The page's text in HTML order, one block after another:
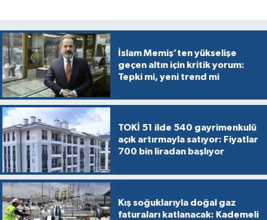
İslam Memiş’ten yükselişe
geçen altın için kritik yorum:
Tepki mi, yeni trend mi
TOKİ 51 ilde 540 gayrimenkulü
açık artırmayla satıyor: Fiyatlar
700 bin liradan başlıyor
Kış soğuklarıyla doğal gaz
faturaları katlanacak: Kademeli